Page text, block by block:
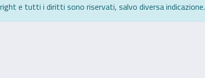
e tutti i diritti sono riservati, salvo diversa indicazione.